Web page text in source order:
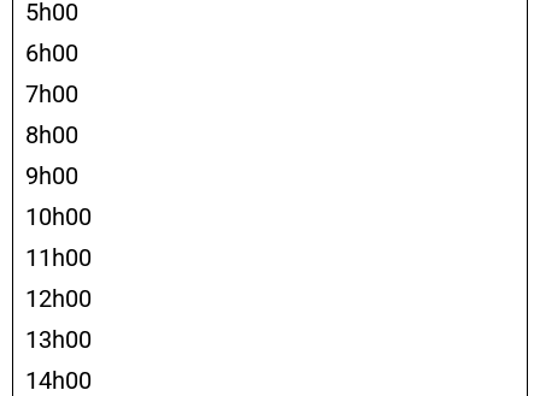
5h00
6h00
7h00
8h00
9h00
10h00
11h00
12h00
13h00
14h00